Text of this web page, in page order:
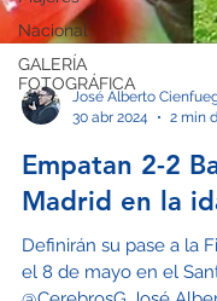
Nacional
GALERÍA
FOTOGRÁFICA
30 abr 2024
2 min
Empatan 2-2
Madrid en la
Definirán su pase a la